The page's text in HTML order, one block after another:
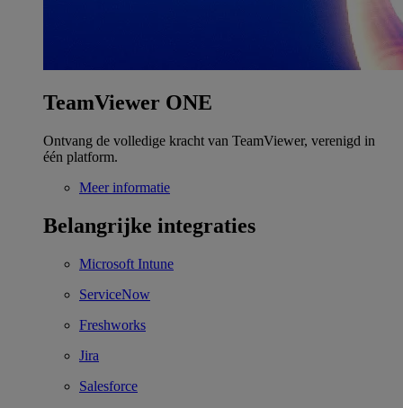
TeamViewer ONE
Ontvang de volledige kracht van TeamViewer, verenigd in
één platform.
Meer informatie
Belangrijke integraties
Microsoft Intune
ServiceNow
Freshworks
Jira
Salesforce